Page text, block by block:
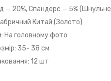
— 20%, Спандерс — 5%
Китай (Золото)
На головному фото
35- 38 см
12 шт